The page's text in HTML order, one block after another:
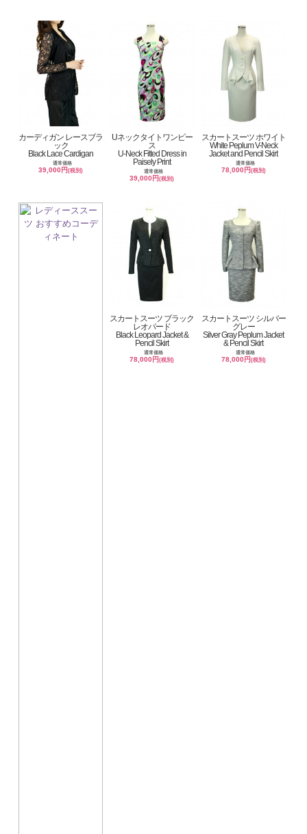
カーディガン レースブラ
ック
Black Lace Cardigan
通常価格
39,000円(税別)
Uネックタイトワンピー
ス
U-Neck Fitted Dress in
Paisely Print
通常価格
39,000円(税別)
スカートスーツ ホワイト
White Peplum V-Neck
Jacket and Pencil Skirt
通常価格
78,000円 (税別)
スカートスーツ ブラック
レオパード
Black Leopard Jacket &
Pencil Skirt
通常価格
78,000円(税別)
スカートスーツ シルバー
グレー
Silver Gray Peplum Jacket
& Pencil Skirt
通常価格
78,000円 (税別)